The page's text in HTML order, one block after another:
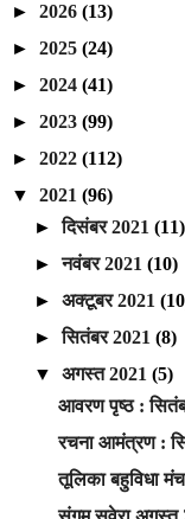
► 2026 (13)
► 2025 (24)
► 2024 (41)
► 2023 (99)
► 2022 (112)
▼ 2021 (96)
►दिसंबर 2021(11)
►नवंबर 2021(10)
►अक्टूबर 2021
►सितंबर 2021(8)
▼अगस्त 2021(5)
आवरण पृष्ठ :
रचना आमंत्रण :
तूलिका बहुविधा